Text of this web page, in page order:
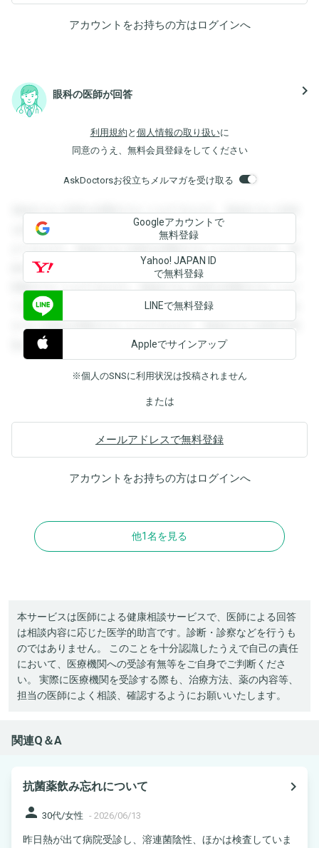
アカウントをお持ちの方はログインへ
眼科の医師が回答 navigate_next
利用規約 と 個人情報の取り扱いに
同意のうえ、無料会員登録をしてください
AskDoctorsお役立ちメルマガを受け取る
登録すると回答を閲覧することができます。登録すると回答
を閲覧することができます。登録すると回答を閲覧すること
ができます。登録すると回答を閲覧することができます。登
録すると回答を閲覧することができます。登録すると回答を
閲覧することができます。登録すると回答を閲覧することが
できます。登録すると回答を閲覧することができます。登録
すると回答を閲覧することができます。登録すると回答を閲
覧することができます。
Googleアカウントで
無料登録
Yahoo! JAPAN ID
で無料登録
LINEで無料登録
Appleでサインアップ
※個人のSNSに利用状況は投稿されません
または
メールアドレスで無料登録
アカウントをお持ちの方はログインへ
他1名を見る
本サービスは医師による健康相談サービスで、医師による回答
は相談内容に応じた医学的助言です。診断・診察などを行うも
のではありません。 このことを十分認識したうえで自己の責任
において、医療機関への受診有無等をご自身でご判断くださ
い。 実際に医療機関を受診する際も、治療方法、薬の内容等、
担当の医師によく相談、確認するようにお願いいたします。
関連Q＆A
抗菌薬飲み忘れについて
navigate_next
person 30代/女性 - 2026/06/13
昨日熱が出て病院受診し、溶連菌陰性、ほかは検査していま